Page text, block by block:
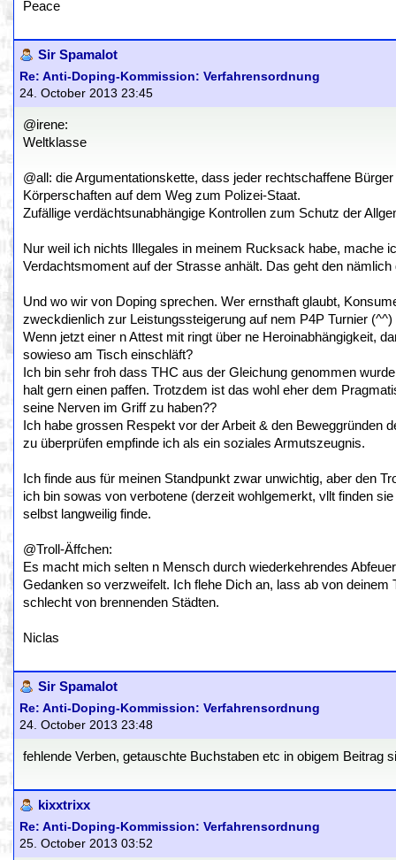
Peace
Sir Spamalot
Re: Anti-Doping-Kommission: Verfahrensordnung
24. October 2013 23:45
@irene:
Weltklasse
@all: die Argumentationskette, dass jeder rechtschaffene
Körperschaften auf dem Weg zum Polizei-Staat.
Zufällige verdächtsunabhängige Kontrollen zum Schutz der
Nur weil ich nichts Illegales in meinem Rucksack habe, mache
Verdachtsmoment auf der Strasse anhält. Das geht den
Und wo wir von Doping sprechen. Wer ernsthaft glaubt,
zweckdienlich zur Leistungssteigerung auf nem P4P Turnier
Wenn jetzt einer n Attest mit ringt über ne Heroinabhängigkeit,
sowieso am Tisch einschläft?
Ich bin sehr froh dass THC aus der Gleichung genommen
halt gern einen paffen. Trotzdem ist das wohl eher dem
seine Nerven im Griff zu haben??
Ich habe grossen Respekt vor der Arbeit & den Beweggründen
zu überprüfen empfinde ich als ein soziales Armutszeugnis.
Ich finde aus für meinen Standpunkt zwar unwichtig, aber den
ich bin sowas von verbotene (derzeit wohlgemerkt, vllt finden
selbst langweilig finde.
@Troll-Äffchen:
Es macht mich selten n Mensch durch wiederkehrendes
Gedanken so verzweifelt. Ich flehe Dich an, lass ab von
schlecht von brennenden Städten.
Niclas
Sir Spamalot
Re: Anti-Doping-Kommission: Verfahrensordnung
24. October 2013 23:48
fehlende Verben, getauschte Buchstaben etc in obigem Beitrag
kixxtrixx
Re: Anti-Doping-Kommission: Verfahrensordnung
25. October 2013 03:52